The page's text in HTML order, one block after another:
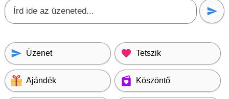
Üzenet Tetszik
Ajándék Köszöntő